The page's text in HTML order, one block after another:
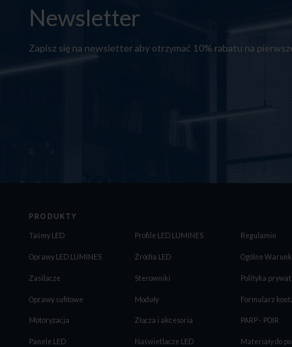
Newsletter
Zapisz się na newsletter aby otrzymać 10% rabatu na
PRODUKTY
Taśmy LED Profile LED LUMINES
Oprawy LED LUMINES Źródła LED
Zasilacze Sterowniki
Oprawy sufitowe Moduły
Motoryzacja Złącza i akcesoria
Panele LED Naświetlacze LED
Regulamin
Ogólne
Polityka
Formularz
PARP - POIR
Materiały do